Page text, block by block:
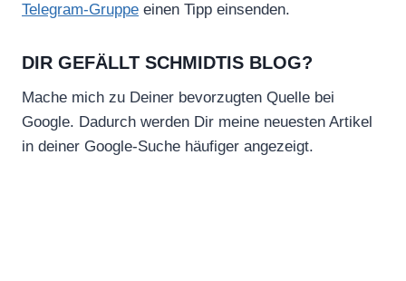
Telegram-Gruppe einen Tipp einsenden.
DIR GEFÄLLT SCHMIDTIS BLOG?
Mache mich zu Deiner bevorzugten Quelle bei
Google. Dadurch werden Dir meine neuesten Artikel
in deiner Google-Suche häufiger angezeigt.